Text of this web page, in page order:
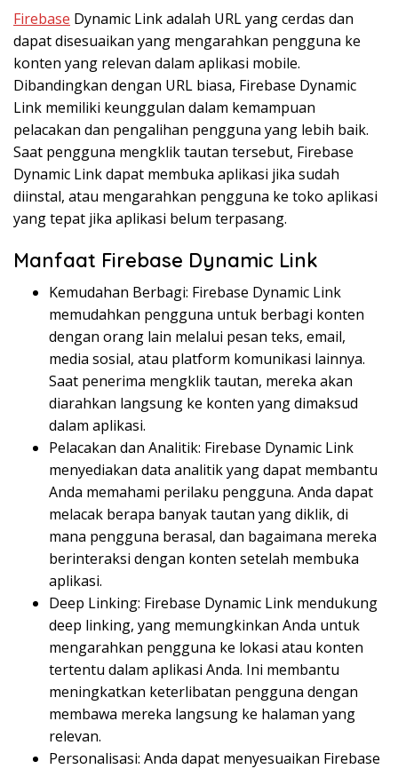
Firebase Dynamic Link adalah URL yang cerdas dan
dapat disesuaikan yang mengarahkan pengguna ke
konten yang relevan dalam aplikasi mobile.
Dibandingkan dengan URL biasa, Firebase Dynamic
Link memiliki keunggulan dalam kemampuan
pelacakan dan pengalihan pengguna yang lebih baik.
Saat pengguna mengklik tautan tersebut, Firebase
Dynamic Link dapat membuka aplikasi jika sudah
diinstal, atau mengarahkan pengguna ke toko aplikasi
yang tepat jika aplikasi belum terpasang.
Manfaat Firebase Dynamic Link
Kemudahan Berbagi: Firebase Dynamic Link
memudahkan pengguna untuk berbagi konten
dengan orang lain melalui pesan teks, email,
media sosial, atau platform komunikasi lainnya.
Saat penerima mengklik tautan, mereka akan
diarahkan langsung ke konten yang dimaksud
dalam aplikasi.
Pelacakan dan Analitik: Firebase Dynamic Link
menyediakan data analitik yang dapat membantu
Anda memahami perilaku pengguna. Anda dapat
melacak berapa banyak tautan yang diklik, di
mana pengguna berasal, dan bagaimana mereka
berinteraksi dengan konten setelah membuka
aplikasi.
Deep Linking: Firebase Dynamic Link mendukung
deep linking, yang memungkinkan Anda untuk
mengarahkan pengguna ke lokasi atau konten
tertentu dalam aplikasi Anda. Ini membantu
meningkatkan keterlibatan pengguna dengan
membawa mereka langsung ke halaman yang
relevan.
Personalisasi: Anda dapat menyesuaikan Firebase